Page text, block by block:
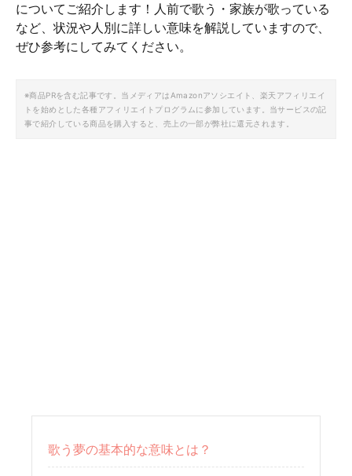
についてご紹介します！人前で歌う・家族が歌っている
など、状況や人別に詳しい意味を解説していますので、
ぜひ参考にしてみてください。
※商品PRを含む記事です。当メディアはAmazonアソシエイト、楽天アフィリエイ
トを始めとした各種アフィリエイトプログラムに参加しています。当サービスの記
事で紹介している商品を購入すると、売上の一部が弊社に還元されます。
歌う夢の基本的な意味とは？